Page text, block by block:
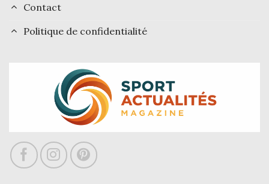
Contact
Politique de confidentialité